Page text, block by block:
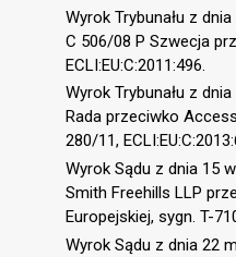
Wyrok Trybunału z
C 506/08 P Szwecja
ECLI:EU:C:2011:496.
Wyrok Trybunału z
Rada przeciwko
280/11,
Wyrok Sądu z dnia 15
Smith Freehills LLP
Europejskiej, sygn. T-
Wyrok Sądu z dnia 22